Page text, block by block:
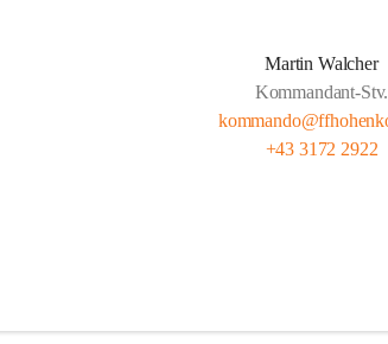
Martin Walcher
Kommandant-Stv.
+43 3172 2922